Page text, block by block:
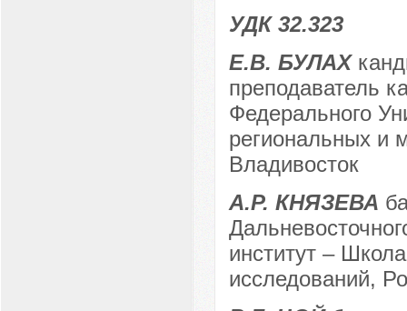
УДК 32.323
Е.В. БУЛАХ
преподаватель
Федерального
региональных и
Владивосток
А.Р. КНЯЗЕВА
институт –
исследований,